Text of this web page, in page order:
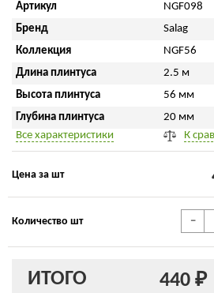
Артикул
NGF098
Бренд
Salag
Коллекция
NGF56
Длина плинтуса
2.5 м
Высота плинтуса
56 мм
Глубина плинтуса
20 мм
Все характеристики
К
Цена за шт
Количество шт -
ИТОГО 440 ₽